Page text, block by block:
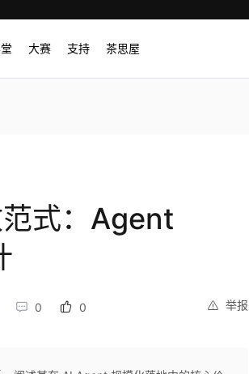
大赛 支持 茶思屋
式：Agent
举报
0 0